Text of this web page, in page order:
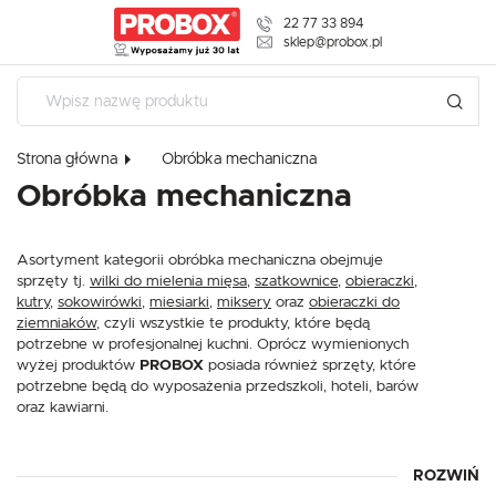
22 77 33 894
sklep@probox.pl
Strona główna Obróbka mechaniczna
Obróbka mechaniczna
Asortyment kategorii obróbka mechaniczna obejmuje
sprzęty tj. wilki do mielenia mięsa, szatkownice, obieraczki,
kutry, sokowirówki, miesiarki, miksery oraz obieraczki do
ziemniaków, czyli wszystkie te produkty, które będą
potrzebne w profesjonalnej kuchni. Oprócz wymienionych
wyżej produktów PROBOX posiada również sprzęty, które
potrzebne będą do wyposażenia przedszkoli, hoteli, barów
oraz kawiarni.
Oferowane przezPROBOXsprzęty są najwyższej jakości, coROZWIŃ
USTAWIENIA
cookies lub zaakceptować je wszystkie. W dowolnym
momencie możesz dokonać zmiany swoich ustawień.
Niezbędne
Niezbędne pliki cookies służą do prawidłowego funkcjonowania strony
internetowej i umożliwiają Ci komfortowe korzystanie z oferowanych przez
nas usług.
wypełniania formularzy. Dzięki plikom cookies strona, z której korzystasz,
USTAWIENIA REGIONALNE
Lokalizacja
Polska
polski
Polski złoty (PLN)
ZAPISZ